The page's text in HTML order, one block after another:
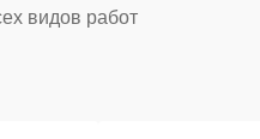
видов работ